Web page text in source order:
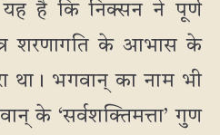
यह है कि निक्सन ने पूर्ण
शरणागति के आभास के
था। भगवान् का नाम भी
के ‘सर्वशक्तिमत्ता’ गुण